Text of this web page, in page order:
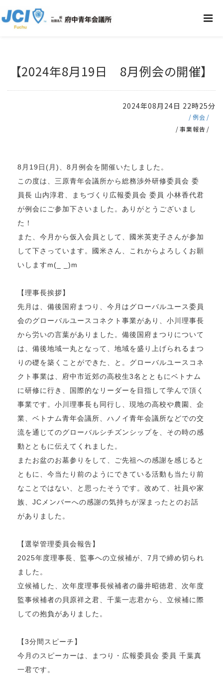
【2024年8月19日 8月例会の開催】
2024年08月24日 22時25分
例会
事業報告
8月19日(月)、8月例会を開催いたしました。
この度は、三原青年会議所から総務渉外研修委員会 委
員長 山内淳君、まちづくり広報委員会 委員 小林香代君
が例会にご参加下さいました。ありがとうございまし
た！
また、今月から仮入会員として、國米英吏子さんが参加
して下さっています。國米さん、これからよろしくお願
いしますm(_ _)m
【理事長挨拶】
先月は、備後国府まつり、今月はグローバルユース委員
会のグローバルユースコネクト事業があり、小川理事長
から労いの言葉がありました。備後国府まつりについて
は、備後地域一丸となって、地域を盛り上げられるまつ
りの礎を築くことができた、と。グローバルユースコネ
クト事業は、府中市近郊の高校生3名とともにベトナム
に研修に行き、国際的なリーダーを目指して学んで頂く
事業です。小川理事長も同行し、現地の高校や農園、企
業、ベトナム青年会議所、ハノイ青年会議所などでの交
流を通じてのグローバルシチズンシップを、その時の感
動とともに伝えてくれました。
またお盆のお墓参りをして、ご先祖への感謝を感じると
ともに、今当たり前のようにできている活動も当たり前
なことではない、と思ったそうです。改めて、社員や家
族、JCメンバーへの感謝の気持ちが深まったとのお話
がありました。
【選挙管理委員会報告】
2025年度理事長、監事への立候補が、7月で締め切られ
ました。
立候補した、次年度理事長候補者の藤井昭徳君、次年度
監事候補者の貝原祥之君、千葉一志君から、立候補に際
しての抱負がありました。
【3分間スピーチ】
今月のスピーカーは、まつり・広報委員会 委員 千葉真
一君です。